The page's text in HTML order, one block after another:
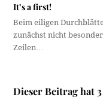
It’s a first!
Beim eiligen
zunächst nicht
Zeilen…
Dieser Beitrag hat